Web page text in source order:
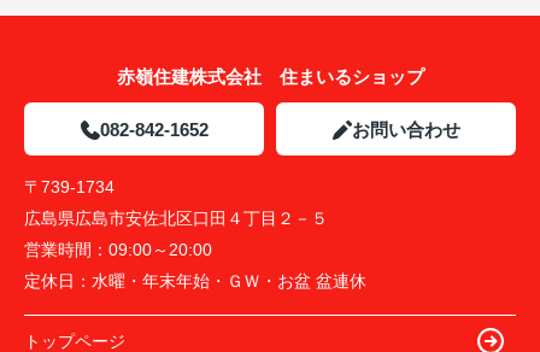
赤嶺住建株式会社 住まいるショップ
082-842-1652 お問い合わせ
〒739-1734
広島県広島市安佐北区口田４丁目２－５
営業時間： 09:00～20:00
定休日： 水曜・年末年始・ＧＷ・お盆 盆連休
トップページ